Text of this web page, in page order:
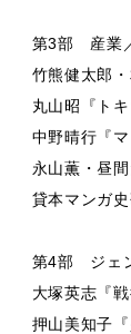
第3部 産業
竹熊健太郎
丸山昭『トキ
中野晴行『マ
永山薫・昼
貸本マンガ
第4部 ジェ
大塚英志『
押山美知子